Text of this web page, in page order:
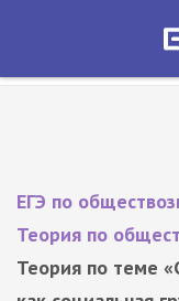
Экзамер
ЕГЭ по
Теория по
Теория по теме